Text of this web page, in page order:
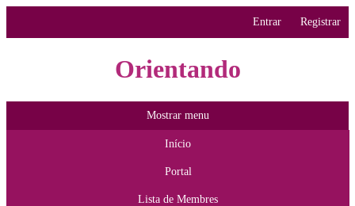
Entrar Registrar
Orientando
Mostrar menu
Início
Portal
Lista de Membres